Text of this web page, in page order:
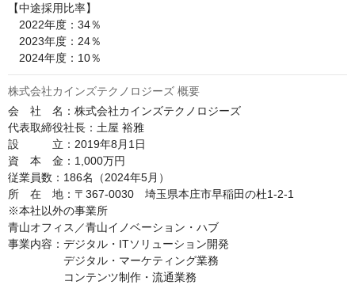
【中途採用比率】
2022年度：34％
2023年度：24％
株式会社カインズテクノロジーズ 概要
会　社　名：株式会社カインズテクノロジーズ
代表取締役社長：土屋 裕雅
設　　　立：2019年8月1日
資　本　金：1,000万円
従業員数：186名（2024年5月）
所　在　地：〒367-0030　埼玉県本庄市早稲田の杜1-2-1
※本社以外の事業所
青山オフィス／青山イノベーション・ハブ
事業内容：デジタル・ITソリューション開発
デジタル・マーケティング業務
コンテンツ制作・流通業務